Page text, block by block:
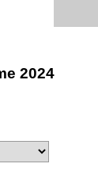
2024